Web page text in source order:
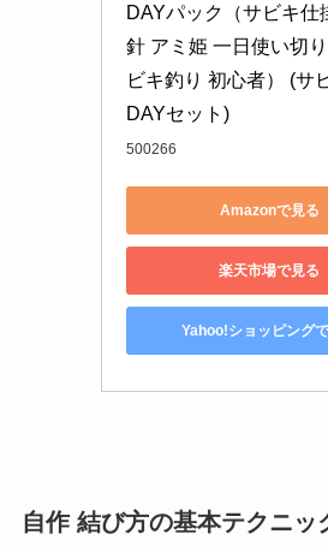
DAYパック（サビキ仕
針 アミ姫 一日使い切
ビキ釣り 初心者） (サ
DAYセット)
500266
Amazonで見る
楽天市場で見る
Yahoo!ショッピング
自作 結び方の基本テクニッ